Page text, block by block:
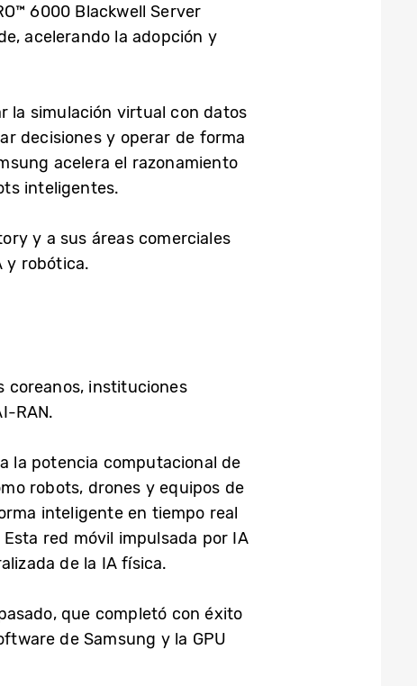
6000 Blackwell Server
acelerando la adopción y
la simulación virtual con datos
decisiones y operar de forma
acelera el razonamiento
inteligentes.
y a sus áreas comerciales
y robótica.
coreanos, instituciones
RAN.
la potencia computacional de
robots, drones y equipos de
inteligente en tiempo real
red móvil impulsada por IA
de la IA física.
que completó con éxito
de Samsung y la GPU